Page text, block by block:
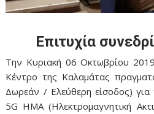
Επιτυχία
Την Κυριακή 06 Οκτωβρίου
Κέντρο της Καλαμάτας
Δωρεάν / Ελεύθερη είσοδος) για
5G ΗΜΑ (Ηλεκτρομαγνητική